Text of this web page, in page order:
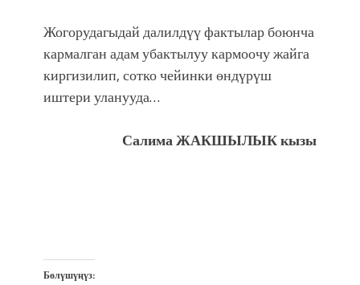
Жогорудагыдай далилдүү фактылар боюнча
кармалган адам убактылуу кармоочу жайга
киргизилип, сотко чейинки өндүрүш
иштери уланууда…
Салима ЖАКШЫЛЫК кызы
Бөлүшүңүз: